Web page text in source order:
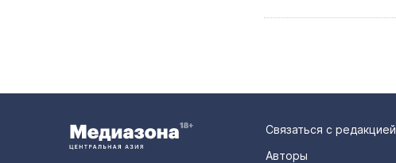
Связаться с редакцией
Авторы